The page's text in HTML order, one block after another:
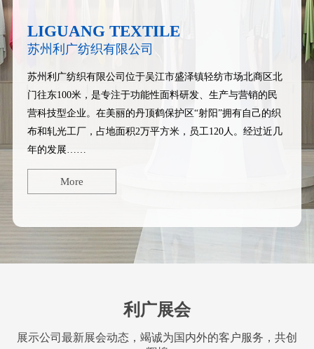
LIGUANG TEXTILE
苏州利广纺织有限公司
苏州利广纺织有限公司 位于吴江市盛泽镇轻纺市场北商区北
门往东100米，是专注于功能性面料研发、生产与营销的民
营科技型企业。在美丽的丹顶鹤保护区“射阳”拥有自己的织
布和轧光工厂，占地面积2万平方米，员工120人。经过近几
年的发展……
More
利广展会
展示公司最新展会动态，竭诚为国内外的客户服务，共创